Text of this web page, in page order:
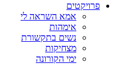
פרויקטים
אמא השראה לי
אימהות
נשים בתקשורת
מצחיקות
ימי הקורונה